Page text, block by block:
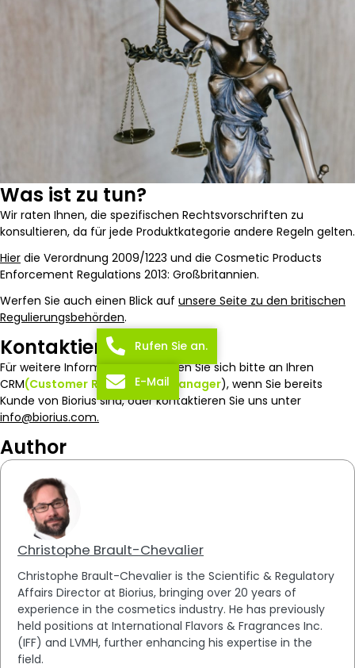
Was ist zu tun?
Wir raten Ihnen, die spezifischen Rechtsvorschriften zu
konsultieren, da für jede Produktkategorie andere Regeln gelten.
Hier die Verordnung 2009/1223 und die Cosmetic Products
Enforcement Regulations 2013: Großbritannien.
Werfen Sie auch einen Blick auf unsere Seite zu den britischen
Regulierungsbehörden.
Kontaktieren Sie uns
Für weitere Informationen wenden Sie sich bitte an Ihren
CRM(Customer Relationship Manager), wenn Sie bereits
Kunde von Biorius sind, oder kontaktieren Sie uns unter
info@biorius.com.
Author
Christophe Brault-Chevalier
Christophe Brault-Chevalier is the Scientific & Regulatory
Affairs Director at Biorius, bringing over 20 years of
experience in the cosmetics industry. He has previously
held positions at International Flavors & Fragrances Inc.
(IFF) and LVMH, further enhancing his expertise in the
field.
Rufen Sie an.
E-Mail